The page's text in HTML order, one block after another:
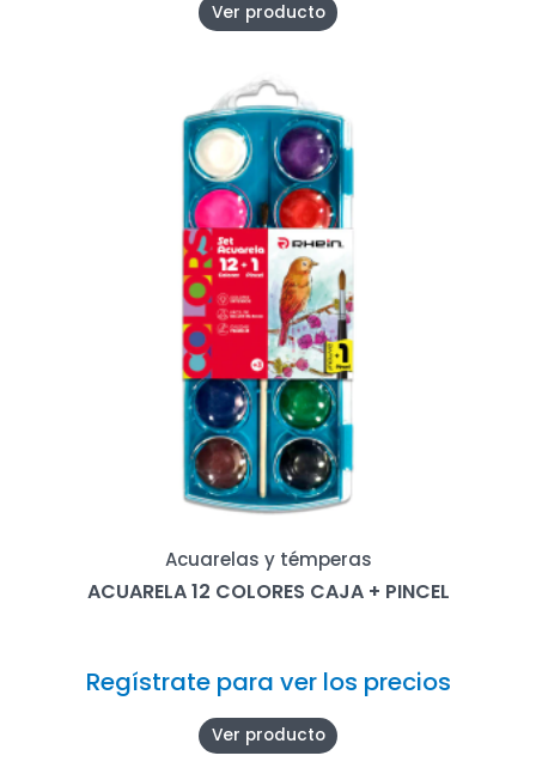
Ver producto
Acuarelas y témperas
ACUARELA 12 COLORES CAJA + PINCEL
Regístrate para ver los precios
Ver producto